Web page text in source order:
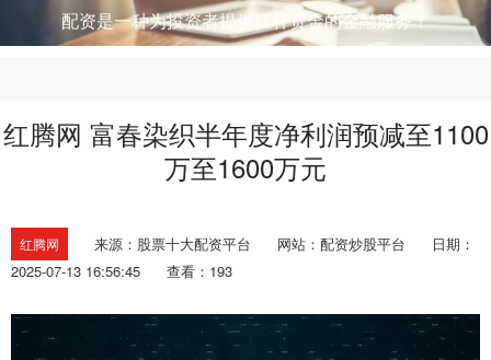
配资是一种为投资者提供杠杆资金的金融服务！
红腾网 富春染织半年度净利润预减至1100
万至1600万元
红腾网 来源：股票十大配资平台 网站：配资炒股平台
日期：
2025-07-13 16:56:45
查看：193